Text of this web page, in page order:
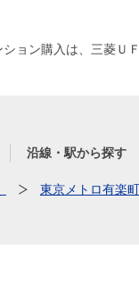
ョン購入は、三菱Ｕ
沿線・駅から探す
東京メトロ有楽